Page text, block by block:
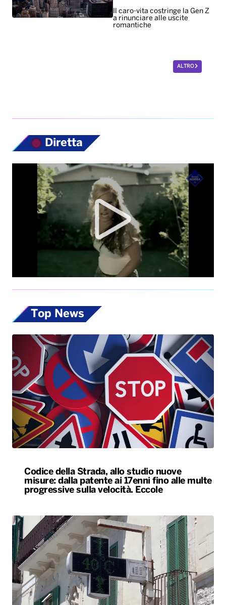
Il caro-vita costringe la Gen Z
a rinunciare alle uscite
romantiche
ALTRO
Diretta
Top News
Codice della Strada, allo studio nuove
misure: dalla patente ai 17enni fino alle multe
progressive sulla velocità. Eccole